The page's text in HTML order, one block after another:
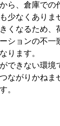
ら、倉庫での
少なくありま
くなるため、
ションの不一
ります。
できない環境
ながりかねま
。